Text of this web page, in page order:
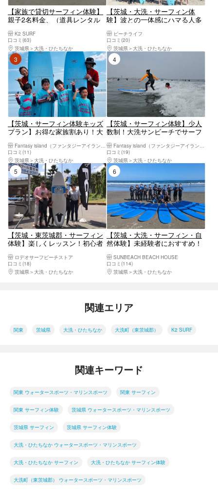
【家族で貸切サーフィン体験】
親子2名料金、（道具レンタル
K2 SURF
口コミ(63)
茨城県
大洗・ひたちなか
【茨城・大洗・サーフィン体
験】波との一体感にハマる人多
ビーチライフ
口コミ(20)
茨城県
大洗・ひたちなか
【茨城・サーフィン体験キッズ
プラン】お得な家族割あり！大
サーフィン！3歳以上からOK！
口コミ(11)
茨城県
大洗・ひたちなか
【茨城・サーフィン体験】少人
数制！大洗サンビーチでサーフ
大歓迎！手ぶらで気軽に参加で
きます！ファミリー割有り！
口コミ(19)
茨城県
大洗・ひたちなか
5位
【茨城・東茨城郡・サーフィン
体験】楽しくレッスン！初心者
ロデオサーフビーチストア
口コミ(18)
茨城県
大洗・ひたちなか
【茨城・大洗・サーフィン・自
然体験】未経験者におすすめ！
験！SUNBEACH BEACH HOUSE
口コミ(114)
茨城県
大洗・ひたちなか
関連エリア
関東 茨城県 大洗・ひたちなか 大洗町（東茨城郡） K2 SURF
関連キーワード
関東 ウォータースポーツ・マリンスポーツ 関東 サーフィン
関東 サーフィン体験 茨城県 ウォータースポーツ・マリンスポーツ
茨城県 サーフィン 茨城県 サーフィン体験
大洗・ひたちなか ウォータースポーツ・マリンスポーツ
大洗・ひたちなか サーフィン 大洗・ひたちなか サーフィン体験
大洗町（東茨城郡） ウォータースポーツ・マリンスポーツ